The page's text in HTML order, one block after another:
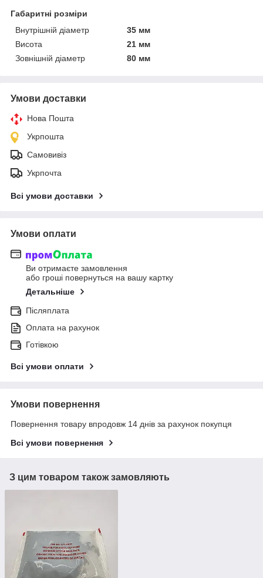
Габаритні розміри
Внутрішній діаметр
35 мм
Висота
21 мм
Зовнішній діаметр
80 мм
Умови доставки
Нова Пошта
Укрпошта
Самовивіз
Укрпочта
Всі умови доставки
Умови оплати
Ви отримаєте замовлення
або гроші повернуться на вашу картку
Детальніше
Післяплата
Оплата на рахунок
Готівкою
Всі умови оплати
Умови повернення
Повернення товару впродовж 14 днів за рахунок покупця
Всі умови повернення
З цим товаром також замовляють